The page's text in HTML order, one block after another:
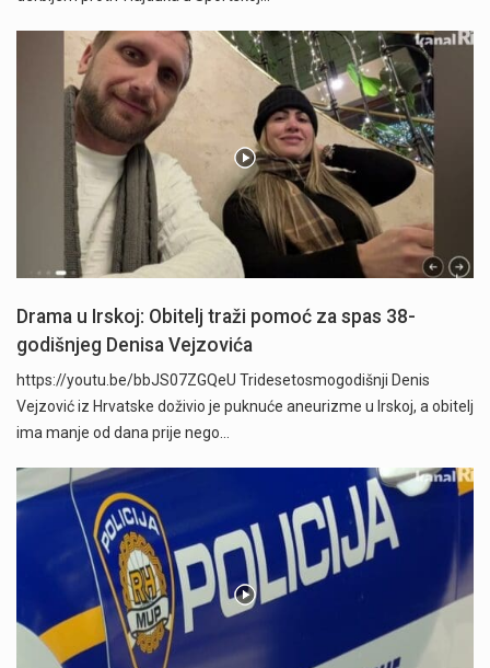
Drama u Irskoj: Obitelj traži pomoć za spas 38-
godišnjeg Denisa Vejzovića
https://youtu.be/bbJS07ZGQeU Tridesetosmogodišnji Denis
Vejzović iz Hrvatske doživio je puknuće aneurizme u Irskoj, a obitelj
ima manje od dana prije nego…